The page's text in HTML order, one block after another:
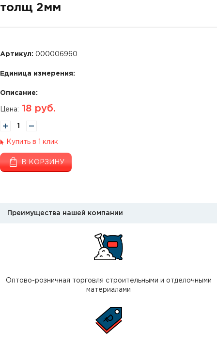
толщ 2мм
Артикул: 000006960
Единица измерения:
Описание:
Цена: 18 руб.
Купить в 1 клик
В КОРЗИНУ
Преимущества нашей компании
Оптово-розничная торговля строительными и отделочными
материалами